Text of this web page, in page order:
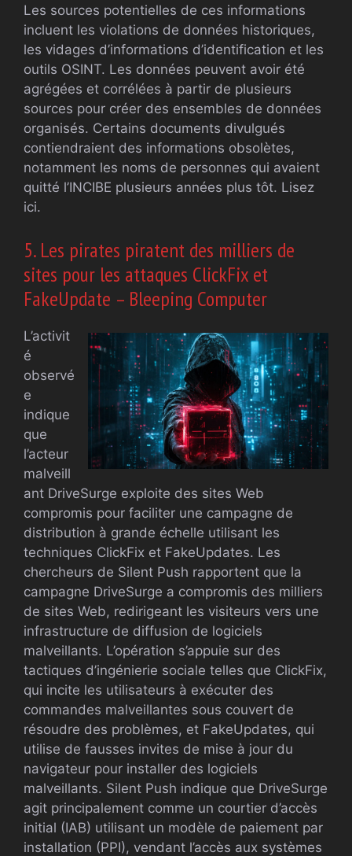
Les sources potentielles de ces informations
incluent les violations de données historiques,
les vidages d’informations d’identification et les
outils OSINT. Les données peuvent avoir été
agrégées et corrélées à partir de plusieurs
sources pour créer des ensembles de données
organisés. Certains documents divulgués
contiendraient des informations obsolètes,
notamment les noms de personnes qui avaient
quitté l’INCIBE plusieurs années plus tôt. Lisez
ici.
5. Les pirates piratent des milliers de
sites pour les attaques ClickFix et
FakeUpdate – Bleeping Computer
L’activit
é
observé
e
indique
que
l’acteur
malveill
ant DriveSurge exploite des sites Web
compromis pour faciliter une campagne de
distribution à grande échelle utilisant les
techniques ClickFix et FakeUpdates. Les
chercheurs de Silent Push rapportent que la
campagne DriveSurge a compromis des milliers
de sites Web, redirigeant les visiteurs vers une
infrastructure de diffusion de logiciels
malveillants. L’opération s’appuie sur des
tactiques d’ingénierie sociale telles que ClickFix,
qui incite les utilisateurs à exécuter des
commandes malveillantes sous couvert de
résoudre des problèmes, et FakeUpdates, qui
utilise de fausses invites de mise à jour du
navigateur pour installer des logiciels
malveillants. Silent Push indique que DriveSurge
agit principalement comme un courtier d’accès
initial (IAB) utilisant un modèle de paiement par
installation (PPI), vendant l’accès aux systèmes